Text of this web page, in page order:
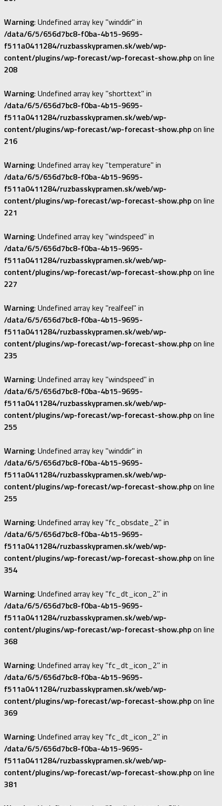
Warning: Undefined array key "winddir" in
/data/6/5/656d7bc8-f0ba-4b15-9695-
f511a0411284/ruzbasskypramen.sk/web/wp-
content/plugins/wp-forecast/wp-forecast-show.phpon line
208
Warning: Undefined array key "shorttext" in
/data/6/5/656d7bc8-f0ba-4b15-9695-
f511a0411284/ruzbasskypramen.sk/web/wp-
content/plugins/wp-forecast/wp-forecast-show.phpon line
216
Warning: Undefined array key "temperature" in
/data/6/5/656d7bc8-f0ba-4b15-9695-
f511a0411284/ruzbasskypramen.sk/web/wp-
content/plugins/wp-forecast/wp-forecast-show.phpon line
221
Warning: Undefined array key "windspeed" in
/data/6/5/656d7bc8-f0ba-4b15-9695-
f511a0411284/ruzbasskypramen.sk/web/wp-
content/plugins/wp-forecast/wp-forecast-show.phpon line
227
Warning: Undefined array key "realfeel" in
/data/6/5/656d7bc8-f0ba-4b15-9695-
f511a0411284/ruzbasskypramen.sk/web/wp-
content/plugins/wp-forecast/wp-forecast-show.phpon line
235
Warning: Undefined array key "windspeed" in
/data/6/5/656d7bc8-f0ba-4b15-9695-
f511a0411284/ruzbasskypramen.sk/web/wp-
content/plugins/wp-forecast/wp-forecast-show.phpon line
255
Warning: Undefined array key "winddir" in
/data/6/5/656d7bc8-f0ba-4b15-9695-
f511a0411284/ruzbasskypramen.sk/web/wp-
content/plugins/wp-forecast/wp-forecast-show.phpon line
255
Warning: Undefined array key "fc_obsdate_2" in
/data/6/5/656d7bc8-f0ba-4b15-9695-
f511a0411284/ruzbasskypramen.sk/web/wp-
content/plugins/wp-forecast/wp-forecast-show.phpon line
354
Warning: Undefined array key "fc_dt_icon_2" in
/data/6/5/656d7bc8-f0ba-4b15-9695-
f511a0411284/ruzbasskypramen.sk/web/wp-
content/plugins/wp-forecast/wp-forecast-show.phpon line
368
Warning: Undefined array key "fc_dt_icon_2" in
/data/6/5/656d7bc8-f0ba-4b15-9695-
f511a0411284/ruzbasskypramen.sk/web/wp-
content/plugins/wp-forecast/wp-forecast-show.phpon line
369
Warning: Undefined array key "fc_dt_icon_2" in
/data/6/5/656d7bc8-f0ba-4b15-9695-
f511a0411284/ruzbasskypramen.sk/web/wp-
content/plugins/wp-forecast/wp-forecast-show.phpon line
381